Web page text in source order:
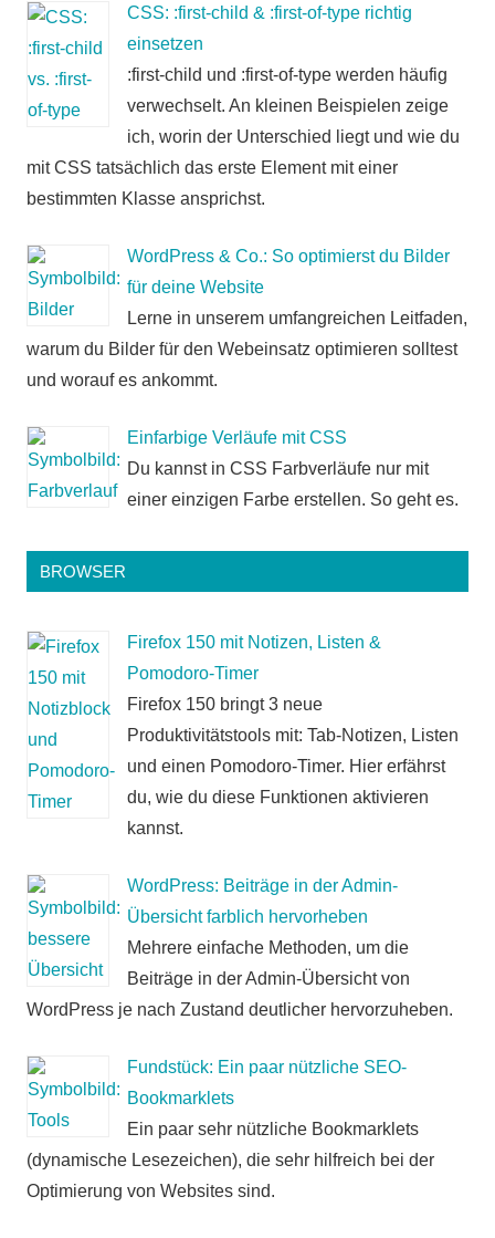
CSS: :first-child & :first-of-type richtig
einsetzen
:first-child und :first-of-type werden häufig
verwechselt. An kleinen Beispielen zeige
ich, worin der Unterschied liegt und wie du
mit CSS tatsächlich das erste Element mit einer
bestimmten Klasse ansprichst.
WordPress & Co.: So optimierst du Bilder
für deine Website
Lerne in unserem umfangreichen Leitfaden,
warum du Bilder für den Webeinsatz optimieren solltest
und worauf es ankommt.
Einfarbige Verläufe mit CSS
Du kannst in CSS Farbverläufe nur mit
einer einzigen Farbe erstellen. So geht es.
BROWSER
Firefox 150 mit Notizen, Listen &
Pomodoro-Timer
Firefox 150 bringt 3 neue
Produktivitätstools mit: Tab-Notizen, Listen
und einen Pomodoro-Timer. Hier erfährst
du, wie du diese Funktionen aktivieren
kannst.
WordPress: Beiträge in der Admin-
Übersicht farblich hervorheben
Mehrere einfache Methoden, um die
Beiträge in der Admin-Übersicht von
WordPress je nach Zustand deutlicher hervorzuheben.
Fundstück: Ein paar nützliche SEO-
Bookmarklets
Ein paar sehr nützliche Bookmarklets
(dynamische Lesezeichen), die sehr hilfreich bei der
Optimierung von Websites sind.